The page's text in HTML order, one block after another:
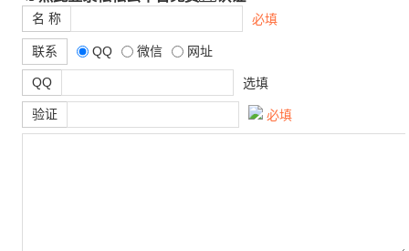
名 称 必填
联系 QQ 微信 网址
QQ 选填
验证 必填